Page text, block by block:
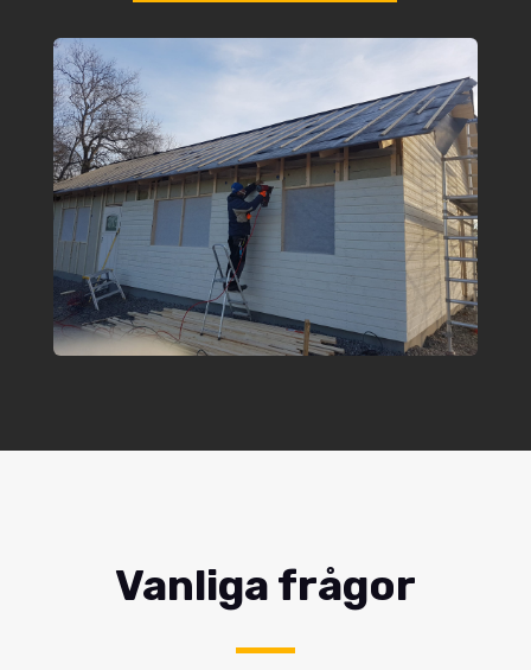
Vanliga frågor